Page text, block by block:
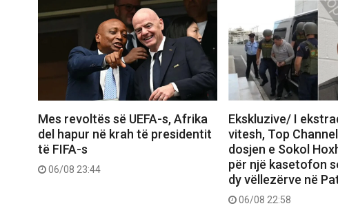
Mes revoltës së UEFA-s, Afrika
del hapur në krah të presidentit
të FIFA-s
06/08 23:44
Ekskluzive/ I
vitesh, Top
dosjen e Sokol
për një kasetofon
dy vëllezërve në
06/08 22:58